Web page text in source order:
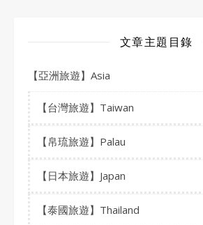
文章主題目錄
【亞洲旅遊】Asia
【台灣旅遊】Taiwan
【帛琉旅遊】Palau
【日本旅遊】Japan
【泰國旅遊】Thailand